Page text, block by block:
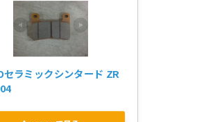
セラミックシンタード ZR